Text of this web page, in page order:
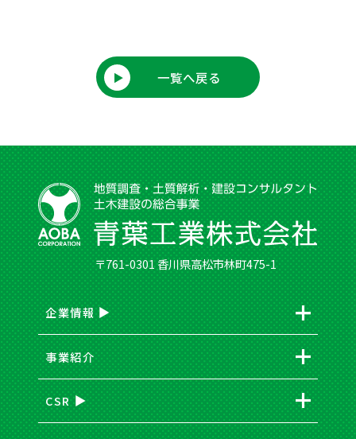
一覧へ戻る
〒761-0301 香川県高松市林町475-1
企業情報
事業紹介
CSR